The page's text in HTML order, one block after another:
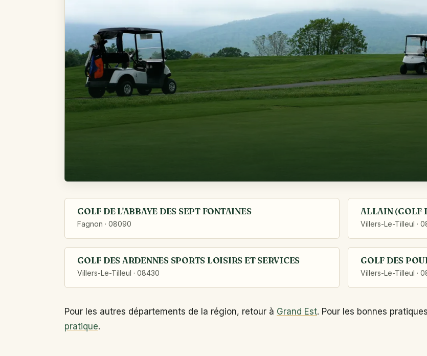
GOLF DE L'ABBAYE DES SEPT FONTAINES
Fagnon · 08090
ALLAIN (GOLF
Villers-Le-Tilleul ·
GOLF DES ARDENNES SPORTS LOISIRS ET SERVICES
Villers-Le-Tilleul · 08430
GOLF DES
Villers-Le-Tilleul ·
Pour les autres départements de la région, retour à Grand Est. Pour les bonnes
pratique.